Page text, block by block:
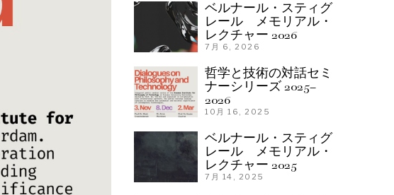
ベルナール・スティグ
レール メモリアル・
レクチャー 2026
7月 6, 2026
哲学と技術の対話セミ
ナーシリーズ 2025–
2026
10月 16, 2025
ベルナール・スティグ
レール メモリアル・
レクチャー 2025
7月 14, 2025